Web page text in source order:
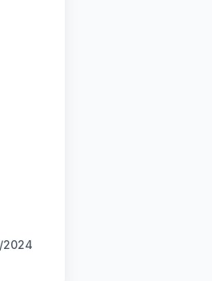
2024